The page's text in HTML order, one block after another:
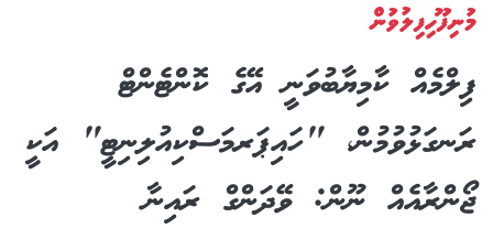
މުނިފޫހިފިލުވުން
ފިލްމެއް ކާމިޔާބުވަނީ އޭގެ ކޮންޓެންޓް
ރަނގަޅުވުމުން، "ހައިޕަރމަސްކިއުލިނިޓީ" އަކީ
ޖޯންރާއެއް ނޫން: ވޭދަންގް ރައިނާ